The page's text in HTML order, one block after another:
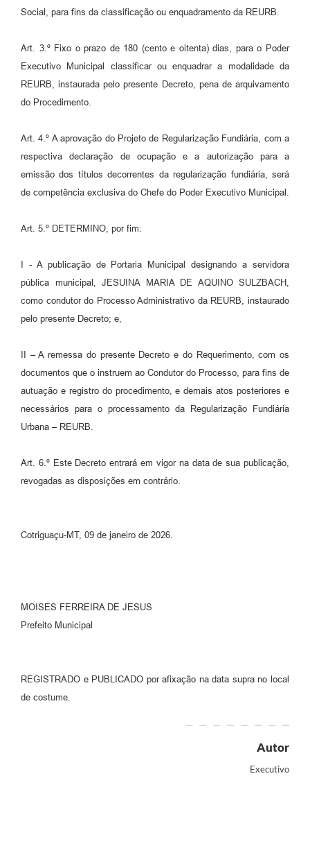
Social, para fins da classificação ou enquadramento da REURB.
Art. 3.º Fixo o prazo de 180 (cento e oitenta) dias, para o Poder
Executivo Municipal classificar ou enquadrar a modalidade da
REURB, instaurada pelo presente Decreto, pena de arquivamento
do Procedimento.
Art. 4.º A aprovação do Projeto de Regularização Fundiária, com a
respectiva declaração de ocupação e a autorização para a
emissão dos títulos decorrentes da regularização fundiária, será
de competência exclusiva do Chefe do Poder Executivo Municipal.
Art. 5.º DETERMINO, por fim:
I - A publicação de Portaria Municipal designando a servidora
pública municipal, JESUINA MARIA DE AQUINO SULZBACH,
como condutor do Processo Administrativo da REURB, instaurado
pelo presente Decreto; e,
II – A remessa do presente Decreto e do Requerimento, com os
documentos que o instruem ao Condutor do Processo, para fins de
autuação e registro do procedimento, e demais atos posteriores e
necessários para o processamento da Regularização Fundiária
Urbana – REURB.
Art. 6.º Este Decreto entrará em vigor na data de sua publicação,
revogadas as disposições em contrário.
Cotriguaçu-MT, 09 de janeiro de 2026.
MOISES FERREIRA DE JESUS
Prefeito Municipal
REGISTRADO e PUBLICADO por afixação na data supra no local
de costume.
Autor
Executivo